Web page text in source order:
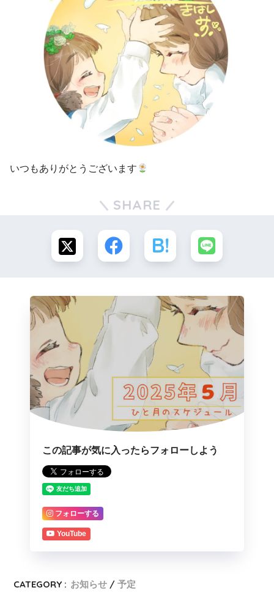
いつもありがとうございます
SHARE
この記事が気に入ったらフォローしよう
フォローする
YouTube
CATEGORY : お知らせ 予定